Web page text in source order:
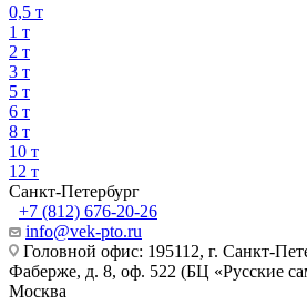
0,5 т
1 т
2 т
3 т
5 т
6 т
8 т
10 т
12 т
Санкт-Петербург
+7 (812) 676-20-26
info@vek-pto.ru
Головной офис: 195112, г. Санкт-
Фаберже, д. 8, оф. 522 (БЦ «Русские
Москва